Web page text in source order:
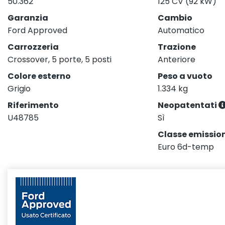
Garanzia
Ford Approved
Carrozzeria
Crossover, 5 porte, 5 posti
Colore esterno
Grigio
Riferimento
U48785
Cambio
Automatico
Trazione
Anteriore
Peso a vuoto
1.334 kg
Neopatentati
Sì
Classe
Euro 6d-temp